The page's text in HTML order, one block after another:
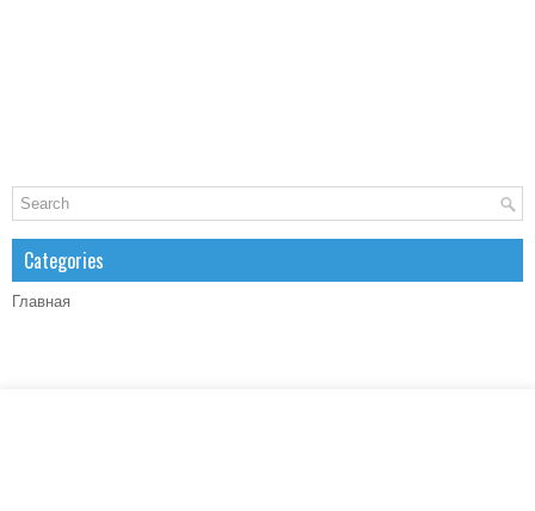
Categories
Главная